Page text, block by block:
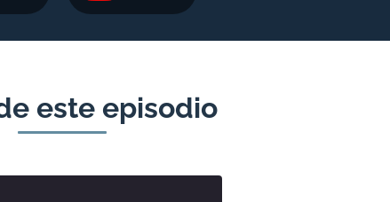
este episodio